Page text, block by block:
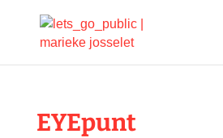
EYEpunt